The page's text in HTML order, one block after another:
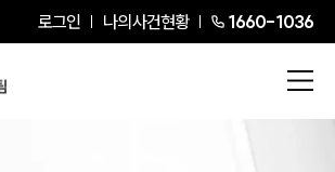
로그인 나의사건현황 1660-1036